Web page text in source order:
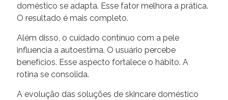
doméstico se adapta. Esse fator melhora a prática.
O resultado é mais completo.
Além disso, o cuidado contínuo com a pele
influencia a autoestima. O usuário percebe
benefícios. Esse aspecto fortalece o hábito. A
rotina se consolida.
A evolução das soluções de skincare doméstico